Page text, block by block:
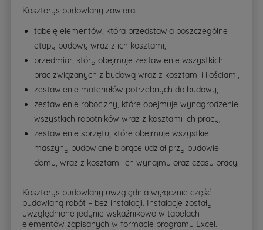
Kosztorys budowlany zawiera:
tabelę elementów, która przedstawia poszczególne
etapy budowy wraz z ich kosztami,
przedmiar, który obejmuje zestawienie wszystkich
prac związanych z budową wraz z kosztami i ilościami,
zestawienie materiałów potrzebnych do budowy,
zestawienie robocizny, które obejmuje wynagrodzenie
wszystkich robotników wraz z kosztami ich pracy,
zestawienie sprzętu, które obejmuje wszystkie
maszyny budowlane biorące udział przy budowie
domu, wraz z kosztami ich wynajmu oraz czasu pracy.
Kosztorys budowlany uwzględnia wyłącznie część
budowlaną robót – bez instalacji. Instalacje zostały
uwzględnione jedynie wskaźnikowo w tabelach
elementów zapisanych w formacie programu Excel.